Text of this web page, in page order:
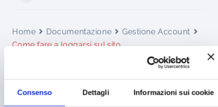
Consenso Dettagli Informazioni sui cookie
Home Documentazione
Gestione Account
Come fare a loggarsi sul sito
LOGGARSI SUL SITO